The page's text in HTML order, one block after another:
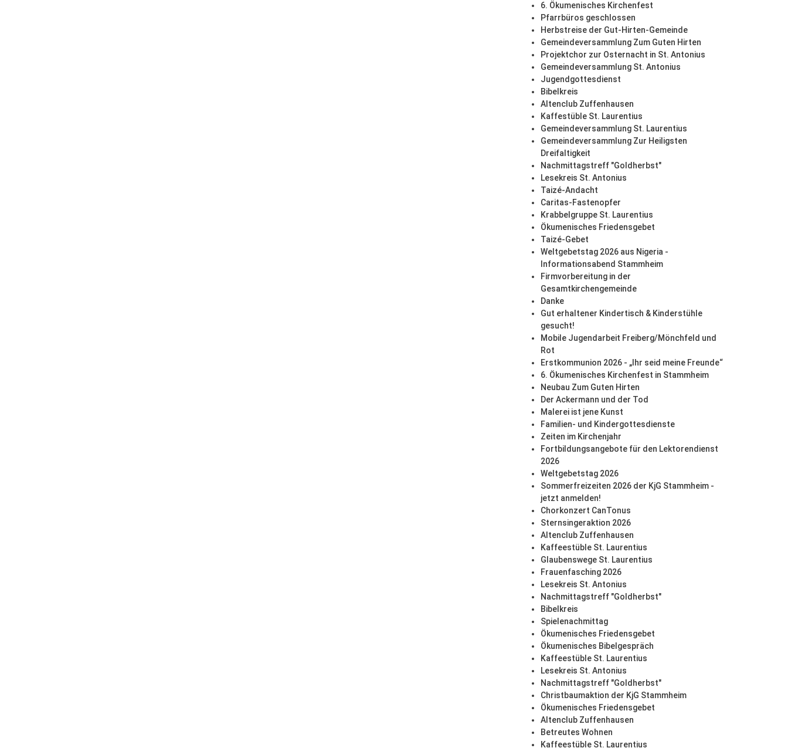
6. Ökumenisches Kirchenfest
Pfarrbüros geschlossen
Herbstreise der Gut-Hirten-Gemeinde
Gemeindeversammlung Zum Guten Hirten
Projektchor zur Osternacht in St. Antonius
Gemeindeversammlung St. Antonius
Jugendgottesdienst
Bibelkreis
Altenclub Zuffenhausen
Kaffestüble St. Laurentius
Gemeindeversammlung St. Laurentius
Gemeindeversammlung Zur Heiligsten
Dreifaltigkeit
Nachmittagstreff "Goldherbst"
Lesekreis St. Antonius
Taizé-Andacht
Caritas-Fastenopfer
Krabbelgruppe St. Laurentius
Ökumenisches Friedensgebet
Taizé-Gebet
Weltgebetstag 2026 aus Nigeria -
Informationsabend Stammheim
Firmvorbereitung in der
Gesamtkirchengemeinde
Danke
Gut erhaltener Kindertisch & Kinderstühle
gesucht!
Mobile Jugendarbeit Freiberg/Mönchfeld und
Rot
Erstkommunion 2026 - „Ihr seid meine Freunde“
6. Ökumenisches Kirchenfest in Stammheim
Neubau Zum Guten Hirten
Der Ackermann und der Tod
Malerei ist jene Kunst
Familien- und Kindergottesdienste
Zeiten im Kirchenjahr
Fortbildungsangebote für den Lektorendienst
2026
Weltgebetstag 2026
Sommerfreizeiten 2026 der KjG Stammheim -
jetzt anmelden!
Chorkonzert CanTonus
Sternsingeraktion 2026
Altenclub Zuffenhausen
Kaffeestüble St. Laurentius
Glaubenswege St. Laurentius
Frauenfasching 2026
Lesekreis St. Antonius
Nachmittagstreff "Goldherbst"
Bibelkreis
Spielenachmittag
Ökumenisches Friedensgebet
Ökumenisches Bibelgespräch
Kaffeestüble St. Laurentius
Lesekreis St. Antonius
Nachmittagstreff "Goldherbst"
Christbaumaktion der KjG Stammheim
Ökumenisches Friedensgebet
Altenclub Zuffenhausen
Betreutes Wohnen
Kaffeestüble St. Laurentius